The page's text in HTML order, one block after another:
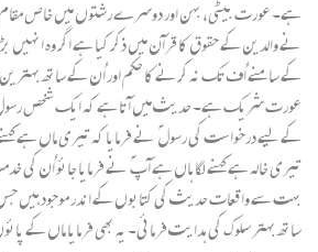
ہے۔ عورت بیٹی، بہن اور دوسرے رشتوں میں خاص مقام
نے والدین کے حقوق کا قرآن میں ذکر کیا ہے اگر وہ
کے سامنے اُف تک نہ کرنے کا حکم اور اُن کے ساتھ
عورت شریک ہے۔ حدیث میں آتا ہے کہ ایک شخص رسول
کے لیے درخواست کی رسول ؐ نے فرمایا کہ تیری ماں ہے
تیری خالہ ہے کہنے لگا ہاں ہے آپ ؐ نے فرمایا جائو اُن کی
بہت سے واقعات حدیث کی کتابوں کے اندر موجود
ساتھ بہتر سلوک کی ہدایت فرمائی۔ یہ بھی فرمایا ماں